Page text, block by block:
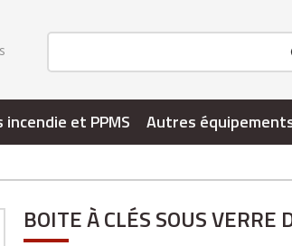
incendie et PPMS Autres
BOITE À CLÉS SOUS VERRE